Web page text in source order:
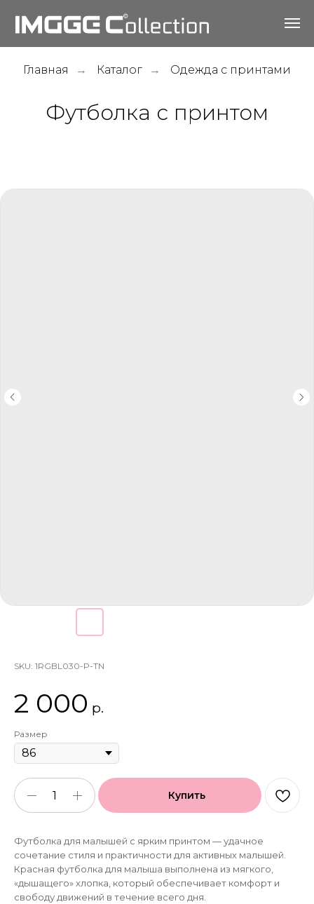
Главная → Каталог → Одежда с принтами
Футболка с принтом
SKU: 1RGBL030-P-TN
2 000 р.
Размер
Купить
Футболка для малышей с ярким принтом — удачное
сочетание стиля и практичности для активных малышей.
Красная футболка для малыша выполнена из мягкого,
«дышащего» хлопка, который обеспечивает комфорт и
свободу движений в течение всего дня.